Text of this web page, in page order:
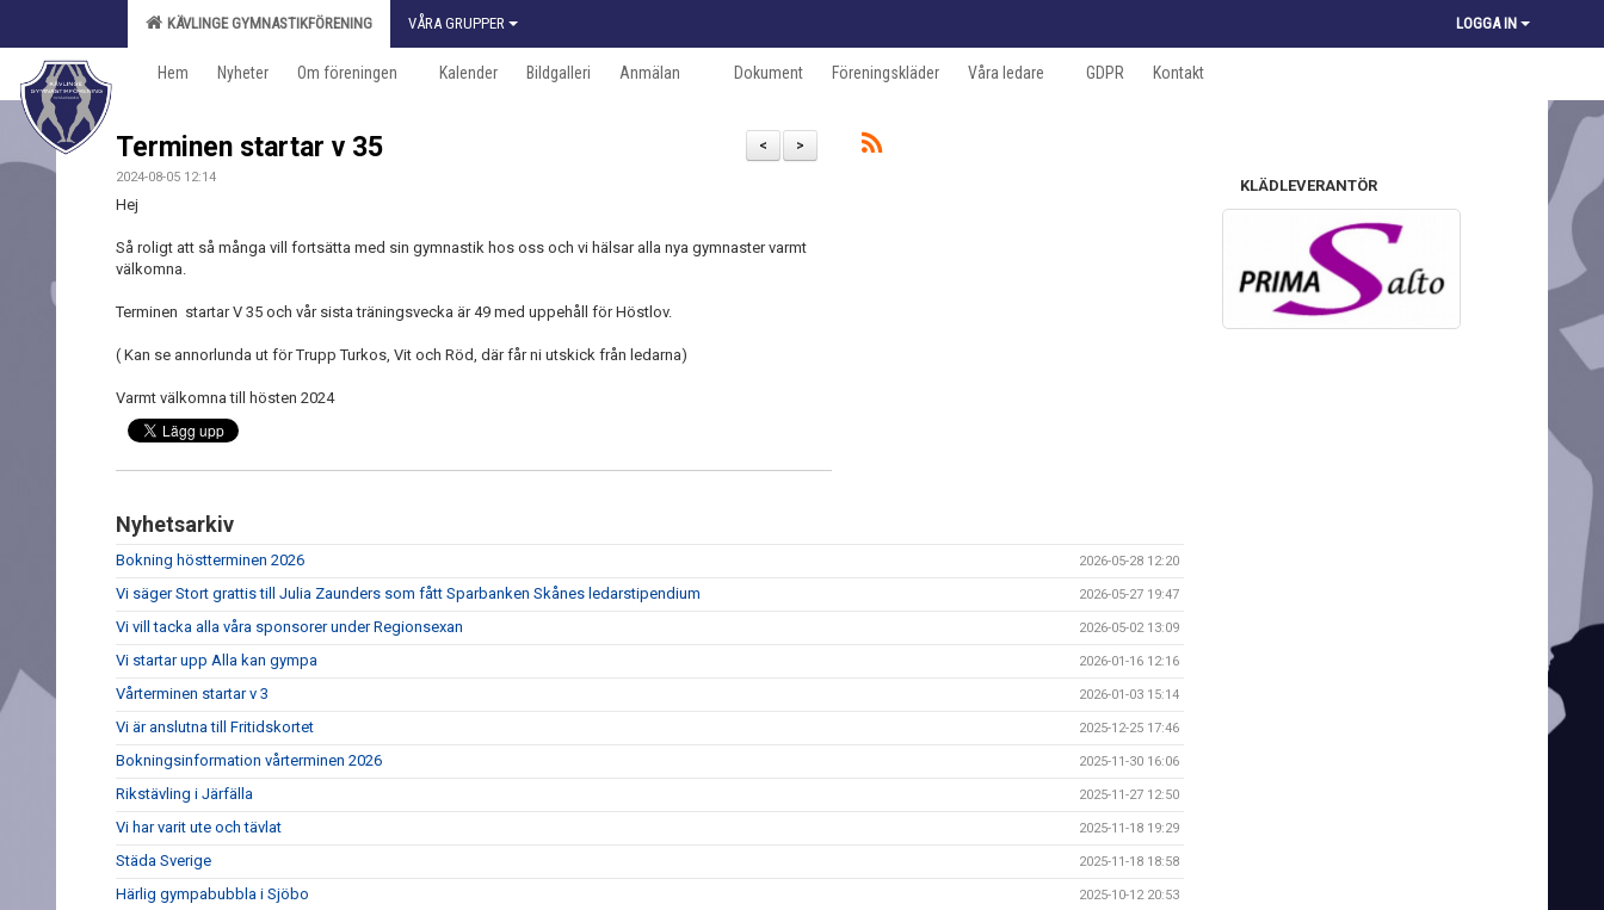
KÄVLINGE GYMNASTIKFÖRENING VÅRA GRUPPER LOGGA IN
Hem Nyheter Om föreningen Kalender Bildgalleri Anmälan Dokument Föreningskläder Våra ledare GDPR Kontakt
>
<
Terminen startar v 35
2024-08-05 12:14
Hej
Så roligt att så många vill fortsätta med sin gymnastik hos oss och vi hälsar alla nya gymnaster varmt
välkomna.
Terminen startar V 35 och vår sista träningsvecka är 49 med uppehåll för Höstlov.
( Kan se annorlunda ut för Trupp Turkos, Vit och Röd, där får ni utskick från ledarna)
Varmt välkomna till hösten 2024
Nyhetsarkiv
Bokning höstterminen 2026 2026-05-28 12:20
Vi säger Stort grattis till Julia Zaunders som fått Sparbanken Skånes ledarstipendium 2026-05-27 19:47
Vi vill tacka alla våra sponsorer under Regionsexan 2026-05-02 13:09
Vi startar upp Alla kan gympa 2026-01-16 12:16
Vårterminen startar v 3 2026-01-03 15:14
Vi är anslutna till Fritidskortet 2025-12-25 17:46
Bokningsinformation vårterminen 2026 2025-11-30 16:06
Rikstävling i Järfälla 2025-11-27 12:50
Vi har varit ute och tävlat 2025-11-18 19:29
Städa Sverige 2025-11-18 18:58
Härlig gympabubbla i Sjöbo 2025-10-12 20:53
KLÄDLEVERANTÖR